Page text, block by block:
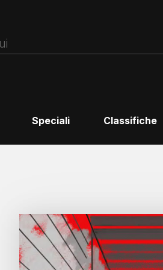
Speciali Classifiche